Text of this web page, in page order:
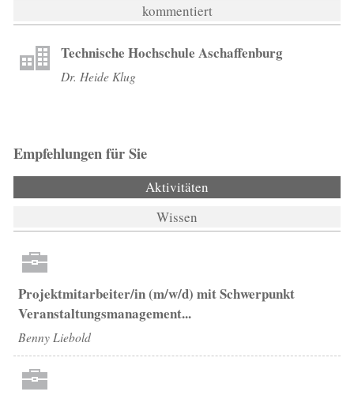
kommentiert
Technische Hochschule Aschaffenburg
Dr. Heide Klug
Empfehlungen für Sie
Aktivitäten
Wissen
Projektmitarbeiter/in (m/w/d) mit Schwerpunkt
Veranstaltungsmanagement...
Benny Liebold